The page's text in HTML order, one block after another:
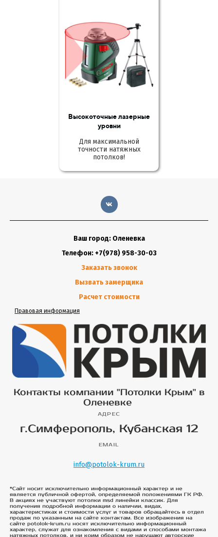
Высокоточные лазерные
уровни
Для максимальной
точности натяжных
потолков!
Ваш город: Оленевка
Телефон: +7(978) 958-30-03
Заказать звонок
Вызвать замерщика
Расчет стоимости
Правовая информация
Контакты компании "Потолки Крым" в
Оленевке
АДРЕС
г.Симферополь, Кубанская 12
EMAIL
info@potolok-krum.ru
*Сайт носит исключительно информационный характер и не
является публичной офертой, определяемой положениями ГК РФ.
В акциях не участвуют потолки msd линейки классик. Для
получения подробной информации о наличии, видах,
характеристиках и стоимости услуг и товаров обращайтесь в отдел
продаж по указанным на сайте контактам. Все изображения на
сайте potolok-krum.ru носят исключительно информационный
характер, служат для ознакомления с видами и способами монтажа
натяжных потолков, и ни коим образом не нарушают авторские